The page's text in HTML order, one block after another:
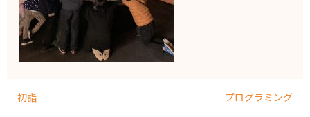
初詣 プログラミング